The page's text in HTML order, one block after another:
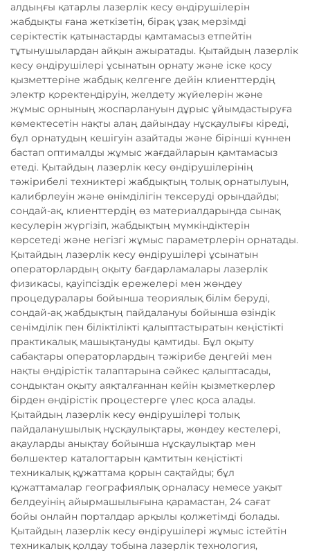
алдыңғы қатарлы лазерлік кесу өндірушілерін
жабдықты ғана жеткізетін, бірақ ұзақ мерзімді
серіктестік қатынастарды қамтамасыз етпейтін
тұтынушылардан айқын ажыратады. Қытайдың лазерлік
кесу өндірушілері ұсынатын орнату және іске қосу
қызметтеріне жабдық келгенге дейін клиенттердің
электр қоректендіруін, желдету жүйелерін және
жұмыс орнының жоспарлануын дұрыс ұйымдастыруға
көмектесетін нақты алаң дайындау нұсқаулығы кіреді,
бұл орнатудың кешігуін азайтады және бірінші күннен
бастап оптималды жұмыс жағдайларын қамтамасыз
етеді. Қытайдың лазерлік кесу өндірушілерінің
тәжірибелі техниктері жабдықтың толық орнатылуын,
калибрлеуін және өнімділігін тексеруді орындайды;
сондай-ақ, клиенттердің өз материалдарында сынақ
кесулерін жүргізіп, жабдықтың мүмкіндіктерін
көрсетеді және негізгі жұмыс параметрлерін орнатады.
Қытайдың лазерлік кесу өндірушілері ұсынатын
операторлардың оқыту бағдарламалары лазерлік
физикасы, қауіпсіздік ережелері мен жөндеу
процедуралары бойынша теориялық білім беруді,
сондай-ақ жабдықтың пайдалануы бойынша өзіндік
сенімділік пен біліктілікті қалыптастыратын кеңістікті
практикалық машықтануды қамтиды. Бұл оқыту
сабақтары операторлардың тәжірибе деңгейі мен
нақты өндірістік талаптарына сәйкес қалыптасады,
сондықтан оқыту аяқталғаннан кейін қызметкерлер
бірден өндірістік процестерге үлес қоса алады.
Қытайдың лазерлік кесу өндірушілері толық
пайдаланушылық нұсқаулықтары, жөндеу кестелері,
ақауларды анықтау бойынша нұсқаулықтар мен
бөлшектер каталогтарын қамтитын кеңістікті
техникалық құжаттама қорын сақтайды; бұл
құжаттамалар географиялық орналасу немесе уақыт
белдеуінің айырмашылығына қарамастан, 24 сағат
бойы онлайн порталдар арқылы қолжетімді болады.
Қытайдың лазерлік кесу өндірушілері жұмыс істейтін
техникалық қолдау тобына лазерлік технология,